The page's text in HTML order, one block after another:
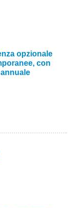
opzionale
con